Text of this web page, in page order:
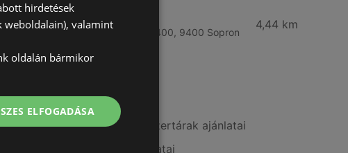
dm
Lackner Kristóf u. 35, 9400, 9400 Sopron
4,44 km
A(z) Benu Gyógyszertárak ajánlatai
A(z) Douglas ajánlatai
hirdetések
weboldalain), valamint
oldalán bármikor
ELFOGADÁSA